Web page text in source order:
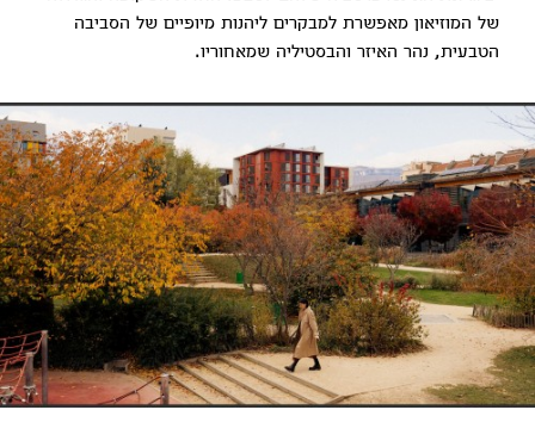
של המוזיאון מאפשרת למבקרים ליהנות מיופיים של הסביבה
הטבעית, נהר האיזר והבסטיליה שמאחוריו.